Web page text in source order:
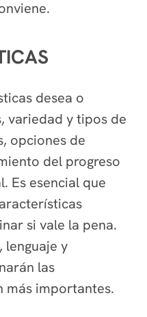
desea o
variedad y tipos de
opciones de
del progreso
Es esencial que
si vale la pena.
lenguaje y
las
más importantes.